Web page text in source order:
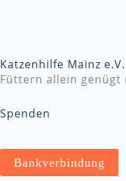
Katzenhilfe Mainz e.V.
Füttern allein genügt
Spenden
Bankverbindung